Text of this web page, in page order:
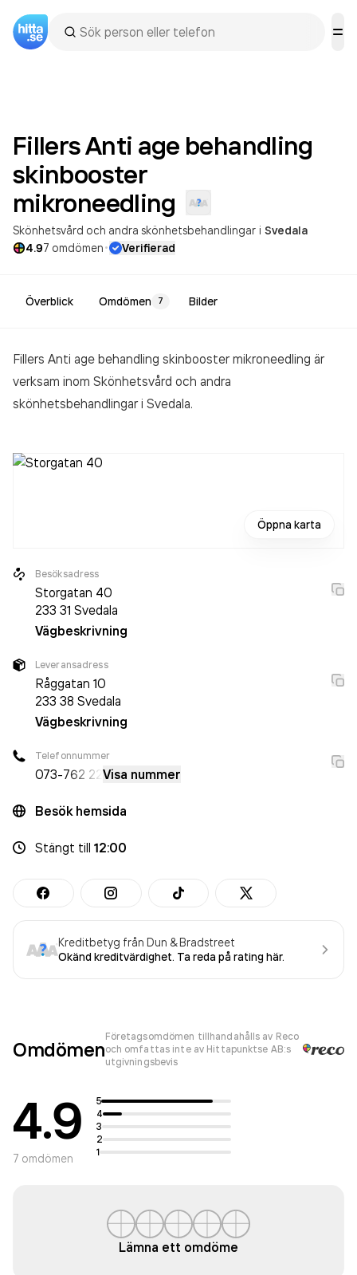
Fillers Anti age behandling
skinbooster
mikroneedling
Skönhetsvård och andra skönhetsbehandlingar i Svedala
4.97 omdömen· Verifierad
Överblick Omdömen 7 Bilder
Fillers Anti age behandling skinbooster mikroneedling är
verksam inom Skönhetsvård och andra
skönhetsbehandlingari Svedala.
Öppna karta
Besöksadress
Storgatan 40
233 31 Svedala
Vägbeskrivning
Leveransadress
Råggatan 10
233 38 Svedala
Vägbeskrivning
Telefonnummer
073-762 22 Visa nummer
Besök hemsida
Stängt till 12:00
Kreditbetyg från Dun & Bradstreet
Okänd kreditvärdighet. Ta reda på rating här.
Omdömen
Företagsomdömen tillhandahålls av Reco
och omfattas inte av Hittapunktse AB:s
utgivningsbevis
4.9
7 omdömen
5
4
3
2
1
Lämna ett omdöme